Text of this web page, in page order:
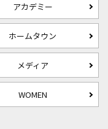
アカデミー
ホームタウン
メディア
WOMEN